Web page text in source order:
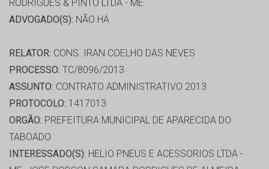
RODRIGUES & PINTO LTDA - ME
ADVOGADO(S): NÃO HÁ
RELATOR: CONS. IRAN COELHO DAS NEVES
PROCESSO: TC/8096/2013
ASSUNTO: CONTRATO ADMINISTRATIVO 2013
PROTOCOLO: 1417013
ORGÃO: PREFEITURA MUNICIPAL DE APARECIDA DO
TABOADO
INTERESSADO(S): HELIO PNEUS E ACESSORIOS LTDA -